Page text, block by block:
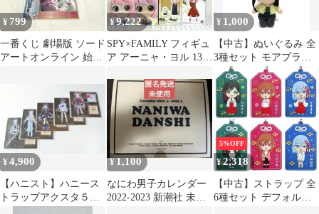
¥ 799
一番くじ 劇場版 ソード
アートオンライン 始ま
¥9,222
SPY×FAMILY フィギュ
ア アーニャ・ヨル 13体
¥ 1,000
【中古】ぬいぐるみ 全
3種セット モアプラス
ぬいぐるみVol.2
「SPY×FAMILY」
¥4,900
【ハニスト】ハニース
トラップアクスタ５種
¥1,100
なにわ男子カレンダー
2022-2023 新潮社 未使
5%OFF
¥2,318
【中古】ストラップ 全
6種セット デフォルメ